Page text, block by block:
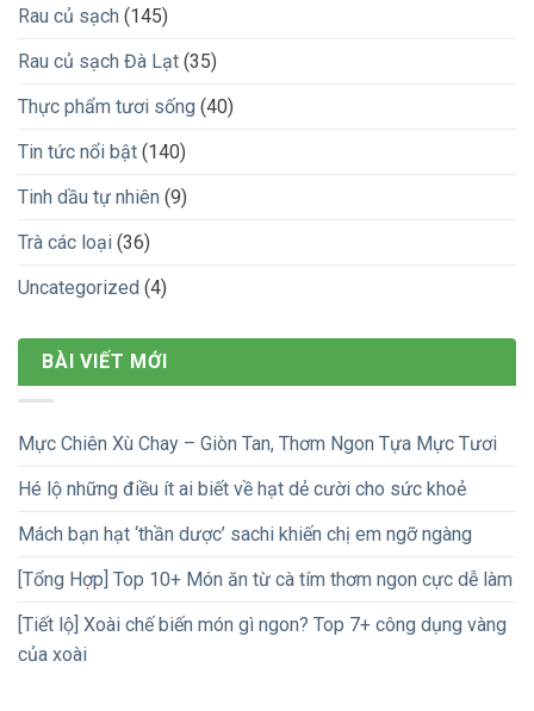
Rau củ sạch (145)
Rau củ sạch Đà Lạt (35)
Thực phẩm tươi sống (40)
Tin tức nổi bật (140)
Tinh dầu tự nhiên (9)
Trà các loại (36)
Uncategorized (4)
BÀI VIẾT MỚI
Mực Chiên Xù Chay – Giòn Tan, Thơm Ngon Tựa Mực Tươi
Hé lộ những điều ít ai biết về hạt dẻ cười cho sức khoẻ
Mách bạn hạt ‘thần dược’ sachi khiến chị em ngỡ ngàng
[Tổng Hợp] Top 10+ Món ăn từ cà tím thơm ngon cực dễ làm
[Tiết lộ] Xoài chế biến món gì ngon? Top 7+ công dụng vàng
của xoài